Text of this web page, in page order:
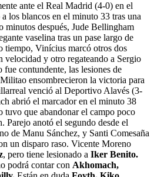
ante el Real Madrid (4-0) en el
los blancos en el minuto 33 tras una
minutos después, Jude Bellingham
vaselina tras un pase largo de
tiempo, Vinícius marcó otros dos
velocidad y otro regateando a Sergio
contundente, las lesiones de
ensombrecieron la victoria para
venció al Deportivo Alavés (3-
abrió el marcador en el minuto 38
tuvo que abandonar el campo poco
Parejo anotó el segundo desde el
de Manu Sánchez, y Santi Comesaña
un disparo raso. Vicente Moreno
, pero tiene lesionado a Iker Benito.
podrá contar con Akhomach,